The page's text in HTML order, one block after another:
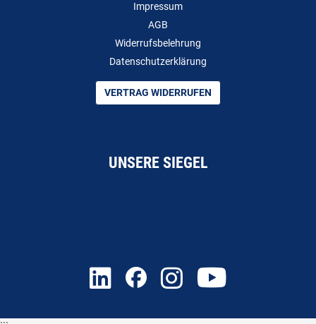
Impressum
AGB
Widerrufsbelehrung
Datenschutzerklärung
VERTRAG WIDERRUFEN
UNSERE SIEGEL